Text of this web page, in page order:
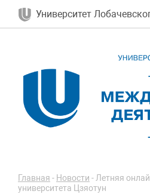
Университет
Главная - Новости -Летняя
университета Цзяотун